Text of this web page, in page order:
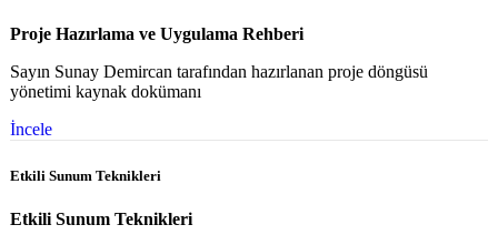
Proje Hazırlama ve Uygulama Rehberi
Sayın Sunay Demircan tarafından hazırlanan proje döngüsü
yönetimi kaynak dokümanı
İncele
Etkili Sunum Teknikleri
Etkili Sunum Teknikleri